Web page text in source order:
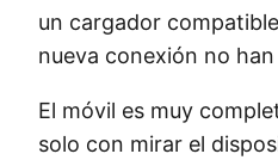
un cargador
nueva conexión no
El móvil es muy
solo con mirar el